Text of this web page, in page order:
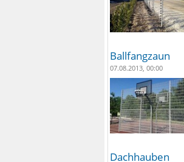
Ballfangzaun
07.08.2013, 00:00
Dachhauben